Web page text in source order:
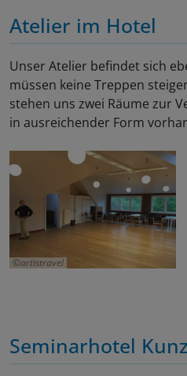
Atelier im Hotel
Unser Atelier befindet sich
müssen keine Treppen
stehen uns zwei Räume zur
in ausreichender Form
artistravel
Seminarhotel